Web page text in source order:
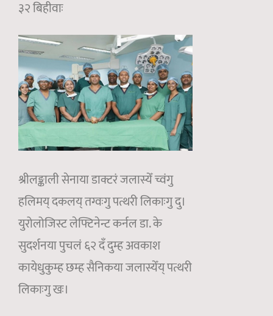
३२ बिहीवाः
श्रीलङ्काली सेनाया डाक्टरं जलास्येँ च्वंगु
हलिमय् दकलय् तग्वःगु पत्थरी लिकाःगु दु।
युरोलोजिस्ट लेफ्टिनेन्ट कर्नल डा. के
सुदर्शनया पुचलं ६२ दँ दुम्ह अवकाश
कायेधुकुम्ह छम्ह सैनिकया जलास्येँय् पत्थरी
लिकाःगु खः।